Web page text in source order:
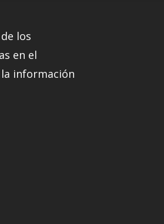
los
en el
información